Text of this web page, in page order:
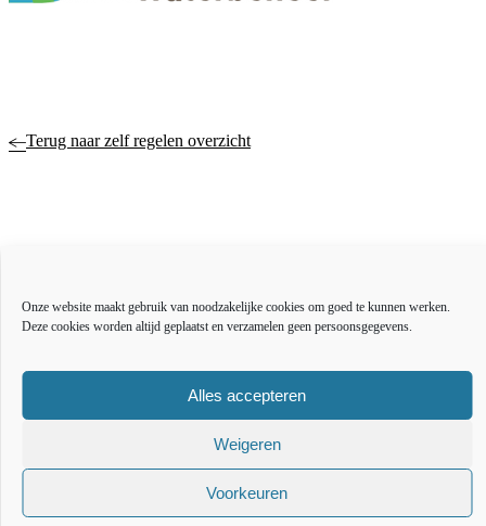
Onze website maakt gebruik van noodzakelijke cookies om goed te kunnen werken.
Deze cookies worden altijd geplaatst en verzamelen geen persoonsgegevens.
Alles accepteren
Weigeren
Voorkeuren
Terug naar zelf regelen overzicht
Bestuur en organisatie
Educatie
Over deze website
Toegankelijkheidsverklaring